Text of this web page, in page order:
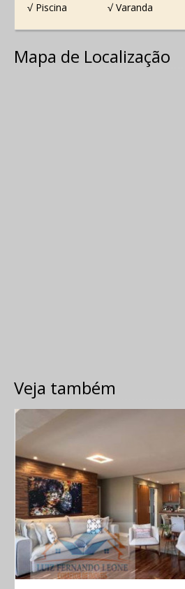
√ Piscina
√ Varanda
Mapa de Localização
Veja também